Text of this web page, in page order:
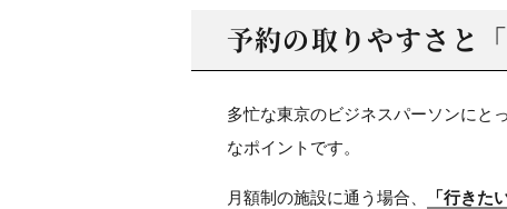
予約の取りやすさと
多忙な東京のビジネスパーソンにと
なポイントです。
月額制の施設に通う場合、 「行きた